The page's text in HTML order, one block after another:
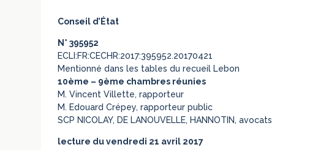
Conseil d’État
N° 395952
ECLI:FR:CECHR:2017:395952.20170421
Mentionné dans les tables du recueil Lebon
10ème – 9ème chambres réunies
M. Vincent Villette, rapporteur
M. Edouard Crépey, rapporteur public
SCP NICOLAY, DE LANOUVELLE, HANNOTIN, avocats
lecture du vendredi 21 avril 2017